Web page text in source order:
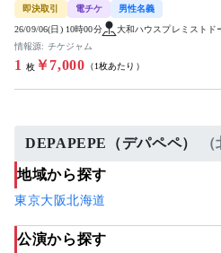
な対応を...
即決取引 電チケ 男性名義
26/09/06(日) 10時00分
大和ハウスプレミストド
情報源: チケジャム
1 枚￥7,000 （1枚あたり）
DEPAPEPE（デパペペ）
地域から探す
東京大阪北海道
公演から探す